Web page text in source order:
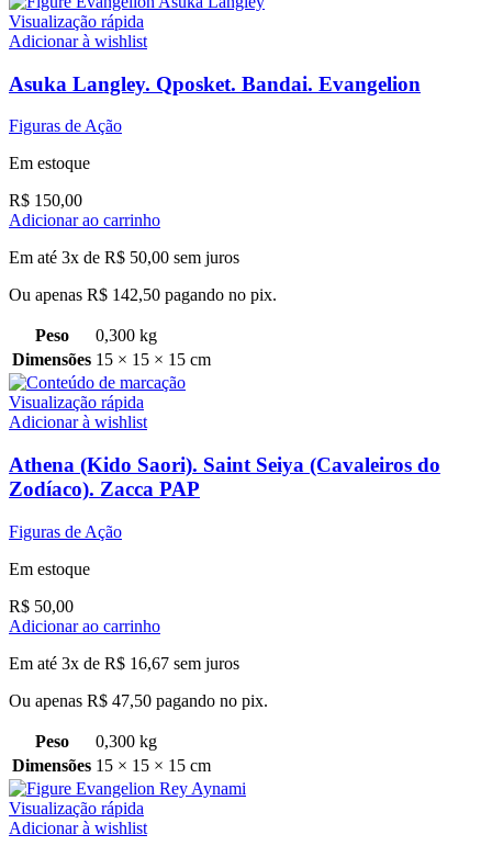
Visualização rápida
Adicionar à wishlist
Asuka Langley. Qposket. Bandai. Evangelion
Figuras de Ação
Em estoque
R$ 150,00
Adicionar ao carrinho
Em até 3x de R$ 50,00 sem juros
Ou apenas R$ 142,50 pagando no pix.
Peso
0,300 kg
Dimensões 15 × 15 × 15 cm
Visualização rápida
Adicionar à wishlist
Athena (Kido Saori). Saint Seiya (Cavaleiros do
Zodíaco). Zacca PAP
Figuras de Ação
Em estoque
R$ 50,00
Adicionar ao carrinho
Em até 3x de R$ 16,67 sem juros
Ou apenas R$ 47,50 pagando no pix.
Peso
0,300 kg
Dimensões 15 × 15 × 15 cm
Visualização rápida
Adicionar à wishlist